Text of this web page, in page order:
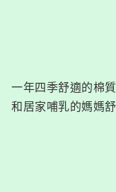
一年四季舒適的棉
和居家哺乳的媽媽